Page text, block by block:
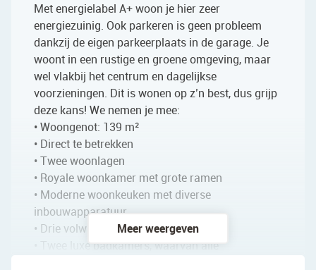
Met energielabel A+ woon je hier zeer
energiezuinig. Ook parkeren is geen probleem
dankzij de eigen parkeerplaats in de garage. Je
woont in een rustige en groene omgeving, maar
wel vlakbij het centrum en dagelijkse
voorzieningen. Dit is wonen op z’n best, dus grijp
deze kans! We nemen je mee:
• Woongenot: 139 m²
• Direct te betrekken
• Twee woonlagen
• Royale woonkamer met grote ramen
• Moderne woonkeuken met diverse
inbouwapparatuur
• Drie volwaardige slaapkamers
• Twee luxe badkamers, waarvan alle
Meer weergeven